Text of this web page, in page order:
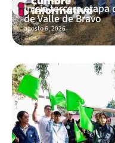
Inicia tercera etapa
de Valle de Bravo
agosto 6, 2026